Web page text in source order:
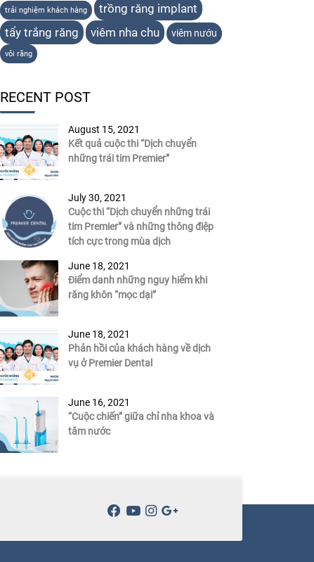
trải nghiệm khách hàng
trồng răng implant
tẩy trắng răng
viêm nha chu viêm nướu
vôi răng
RECENT POST
August 15, 2021
Kết quả cuộc thi “Dịch chuyển
những trái tim Premier”
July 30, 2021
Cuộc thi “Dịch chuyển những trái
tim Premier” và những thông điệp
tích cực trong mùa dịch
June 18, 2021
Điểm danh những nguy hiểm khi
răng khôn “mọc dại”
June 18, 2021
Phản hồi của khách hàng về dịch
vụ ở Premier Dental
June 16, 2021
“Cuộc chiến” giữa chỉ nha khoa và
tăm nước